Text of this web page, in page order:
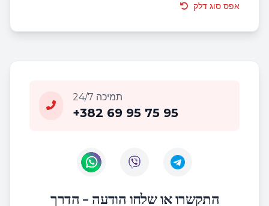
אפס סוג דלק
24/7 תמיכה
+382 69 95 75 95
Contact us on WhatsApp
Contact us on Viber
התקשרו או שלחו הודעה - הדרך